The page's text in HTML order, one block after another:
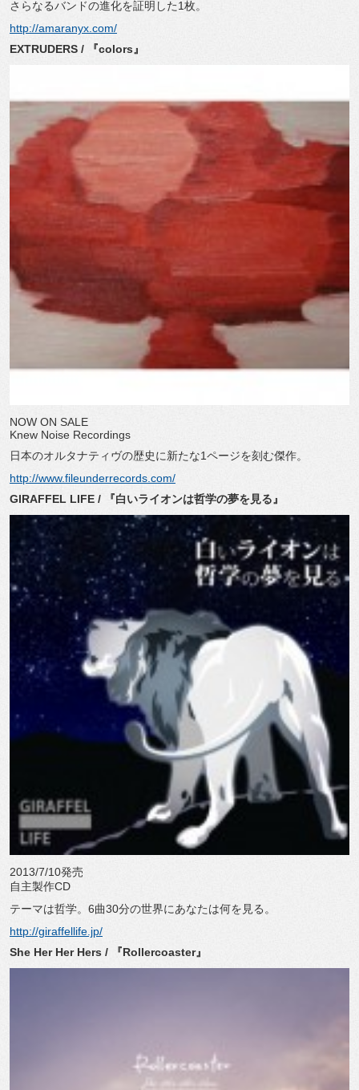
さらなるバンドの進化を証明した1枚。
http://amaranyx.com/
EXTRUDERS / 『colors』
NOW ON SALE
Knew Noise Recordings
日本のオルタナティヴの歴史に新たな1ページを刻む傑作。
http://www.fileunderrecords.com/
GIRAFFEL LIFE / 『白いライオンは哲学の夢を見る』
2013/7/10発売
自主製作CD
テーマは哲学。6曲30分の世界にあなたは何を見る。
http://giraffellife.jp/
She Her Her Hers / 『Rollercoaster』